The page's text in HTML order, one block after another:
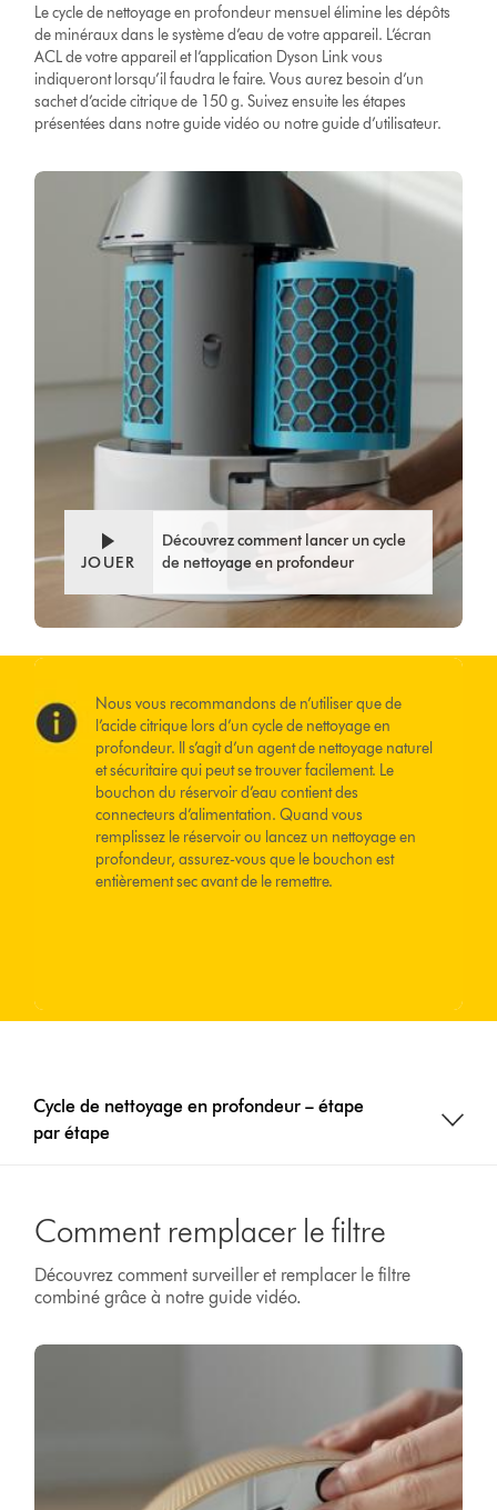
Le cycle de nettoyage en profondeur mensuel élimine les dépôts
de minéraux dans le système d’eau de votre appareil. L’écran
ACL de votre appareil et l’application Dyson Link vous
indiqueront lorsqu’il faudra le faire. Vous aurez besoin d’un
sachet d’acide citrique de 150 g. Suivez ensuite les étapes
présentées dans notre guide vidéo ou notre guide d’utilisateur.
Transcript
transcription
JOUER
Découvrez comment lancer un cycle
de nettoyage en profondeur
Nous vous recommandons de n’utiliser que de
l’acide citrique lors d’un cycle de nettoyage en
profondeur. Il s’agit d’un agent de nettoyage naturel
et sécuritaire qui peut se trouver facilement. Le
bouchon du réservoir d’eau contient des
connecteurs d’alimentation. Quand vous
remplissez le réservoir ou lancez un nettoyage en
profondeur, assurez-vous que le bouchon est
entièrement sec avant de le remettre.
Cycle de nettoyage en profondeur – étape
par étape
Comment remplacer le filtre
Découvrez comment surveiller et remplacer le filtre
combiné grâce à notre guide vidéo.